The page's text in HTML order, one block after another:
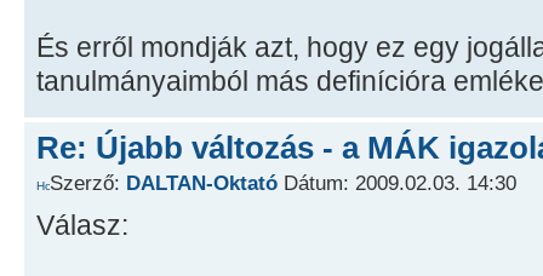
És erről mondják azt, hogy ez egy
tanulmányaimból más definícióra
Re: Újabb változás - a MÁK
Szerző: DALTAN-Oktató Dátum: 2009.02.03. 14:30
Válasz: